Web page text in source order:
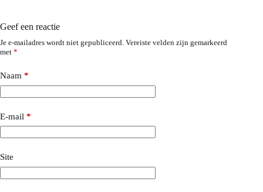
Geef een reactie
Je e-mailadres wordt niet gepubliceerd. Vereiste velden zijn gemarkeerd
met *
Naam *
E-mail *
Site